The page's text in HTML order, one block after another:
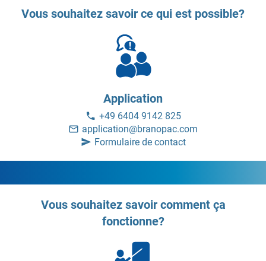
Vous souhaitez savoir ce qui est possible?
Application
+49 6404 9142 825
application@branopac.com
Formulaire de contact
Vous souhaitez savoir comment ça
fonctionne?